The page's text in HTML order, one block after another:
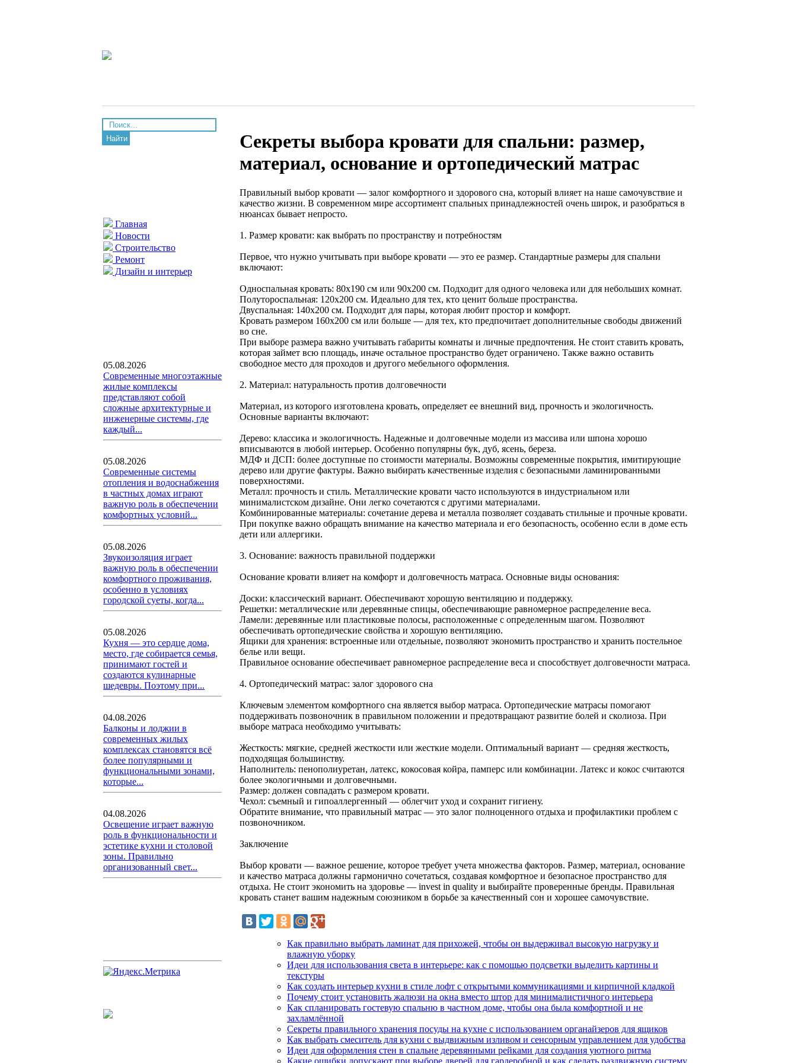
Найти
Главная
Новости
Строительство
Ремонт
Дизайн и интерьер
05.08.2026
Современные многоэтажные
жилые комплексы
представляют собой
сложные архитектурные и
инженерные системы, где
каждый...
05.08.2026
Современные системы
отопления и водоснабжения
в частных домах играют
важную роль в обеспечении
комфортных условий...
05.08.2026
Звукоизоляция играет
важную роль в обеспечении
комфортного проживания,
особенно в условиях
городской суеты, когда...
05.08.2026
Кухня — это сердце дома,
место, где собирается семья,
принимают гостей и
создаются кулинарные
шедевры. Поэтому при...
04.08.2026
Балконы и лоджии в
современных жилых
комплексах становятся всё
более популярными и
функциональными зонами,
которые...
04.08.2026
Освещение играет важную
роль в функциональности и
эстетике кухни и столовой
зоны. Правильно
организованный свет...
Секреты выбора кровати для спальни: размер,
материал, основание и ортопедический матрас
Правильный выбор кровати — залог комфортного и здорового сна, который влияет на наше самочувствие и
качество жизни. В современном мире ассортимент спальных принадлежностей очень широк, и разобраться в
нюансах бывает непросто.
1. Размер кровати: как выбрать по пространству и потребностям
Первое, что нужно учитывать при выборе кровати — это ее размер. Стандартные размеры для спальни
включают:
Односпальная кровать: 80х190 см или 90х200 см. Подходит для одного человека или для небольших комнат.
Полутороспальная: 120х200 см. Идеально для тех, кто ценит больше пространства.
Двуспальная: 140х200 см. Подходит для пары, которая любит простор и комфорт.
Кровать размером 160х200 см или больше — для тех, кто предпочитает дополнительные свободы движений
во сне.
При выборе размера важно учитывать габариты комнаты и личные предпочтения. Не стоит ставить кровать,
которая займет всю площадь, иначе остальное пространство будет ограничено. Также важно оставить
свободное место для проходов и другого мебельного оформления.
2. Материал: натуральность против долговечности
Материал, из которого изготовлена кровать, определяет ее внешний вид, прочность и экологичность.
Основные варианты включают:
Дерево: классика и экологичность. Надежные и долговечные модели из массива или шпона хорошо
вписываются в любой интерьер. Особенно популярны бук, дуб, ясень, береза.
МДФ и ДСП: более доступные по стоимости материалы. Возможны современные покрытия, имитирующие
дерево или другие фактуры. Важно выбирать качественные изделия с безопасными ламинированными
поверхностями.
Металл: прочность и стиль. Металлические кровати часто используются в индустриальном или
минималистском дизайне. Они легко сочетаются с другими материалами.
Комбинированные материалы: сочетание дерева и металла позволяет создавать стильные и прочные кровати.
При покупке важно обращать внимание на качество материала и его безопасность, особенно если в доме есть
дети или аллергики.
3. Основание: важность правильной поддержки
Основание кровати влияет на комфорт и долговечность матраса. Основные виды основания:
Доски: классический вариант. Обеспечивают хорошую вентиляцию и поддержку.
Решетки: металлические или деревянные спицы, обеспечивающие равномерное распределение веса.
Ламели: деревянные или пластиковые полосы, расположенные с определенным шагом. Позволяют
обеспечивать ортопедические свойства и хорошую вентиляцию.
Ящики для хранения: встроенные или отдельные, позволяют экономить пространство и хранить постельное
белье или вещи.
Правильное основание обеспечивает равномерное распределение веса и способствует долговечности матраса.
4. Ортопедический матрас: залог здорового сна
Ключевым элементом комфортного сна является выбор матраса. Ортопедические матрасы помогают
поддерживать позвоночник в правильном положении и предотвращают развитие болей и сколиоза. При
выборе матраса необходимо учитывать:
Жесткость: мягкие, средней жесткости или жесткие модели. Оптимальный вариант — средняя жесткость,
подходящая большинству.
Наполнитель: пенополиуретан, латекс, кокосовая койра, памперс или комбинации. Латекс и кокос считаются
более экологичными и долговечными.
Размер: должен совпадать с размером кровати.
Чехол: съемный и гипоаллергенный — облегчит уход и сохранит гигиену.
Обратите внимание, что правильный матрас — это залог полноценного отдыха и профилактики проблем с
позвоночником.
Заключение
Выбор кровати — важное решение, которое требует учета множества факторов. Размер, материал, основание
и качество матраса должны гармонично сочетаться, создавая комфортное и безопасное пространство для
отдыха. Не стоит экономить на здоровье — invest in quality и выбирайте проверенные бренды. Правильная
кровать станет вашим надежным союзником в борьбе за качественный сон и хорошее самочувствие.
Как правильно выбрать ламинат для прихожей, чтобы он выдерживал высокую нагрузку и
влажную уборку
Идеи для использования света в интерьере: как с помощью подсветки выделить картины и
текстуры
Как создать интерьер кухни в стиле лофт с открытыми коммуникациями и кирпичной кладкой
Почему стоит установить жалюзи на окна вместо штор для минималистичного интерьера
Как спланировать гостевую спальню в частном доме, чтобы она была комфортной и не
захламлённой
Секреты правильного хранения посуды на кухне с использованием органайзеров для ящиков
Как выбрать смеситель для кухни с выдвижным изливом и сенсорным управлением для удобства
Идеи для оформления стен в спальне деревянными рейками для создания уютного ритма
Какие ошибки допускают при выборе дверей для гардеробной и как сделать раздвижную систему